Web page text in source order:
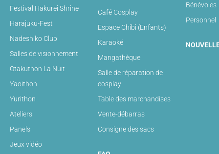
Festival Hakurei Shrine
Harajuku-Fest
Nadeshiko Club
Salles de visionnement
Otakuthon La Nuit
Yaoithon
Yurithon
Ateliers
Panels
Jeux vidéo
Café Cosplay
Espace Chibi (Enfants)
Karaoké
Mangathèque
Salle de réparation de
cosplay
Table des marchandises
Vente-débarras
Consigne des sacs
Bénévoles
Personnel